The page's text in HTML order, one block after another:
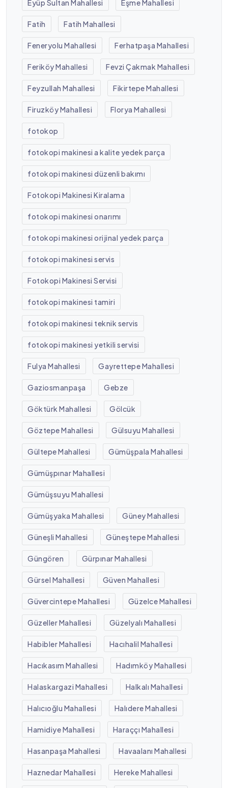
Eyüp Sultan Mahallesi Eşme Mahallesi
Fatih Fatih Mahallesi
Feneryolu Mahallesi Ferhatpaşa Mahallesi
Feriköy Mahallesi Fevzi Çakmak Mahallesi
Feyzullah Mahallesi Fikirtepe Mahallesi
Firuzköy Mahallesi Florya Mahallesi
fotokop
fotokopi makinesi a kalite yedek parça
fotokopi makinesi düzenli bakımı
Fotokopi Makinesi Kiralama
fotokopi makinesi onarımı
fotokopi makinesi orijinal yedek parça
fotokopi makinesi servis
Fotokopi Makinesi Servisi
fotokopi makinesi tamiri
fotokopi makinesi teknik servis
fotokopi makinesi yetkili servisi
Fulya Mahallesi Gayrettepe Mahallesi
Gaziosmanpaşa Gebze
Göktürk Mahallesi Gölcük
Göztepe Mahallesi Gülsuyu Mahallesi
Gültepe Mahallesi Gümüşpala Mahallesi
Gümüşpınar Mahallesi
Gümüşsuyu Mahallesi
Gümüşyaka Mahallesi Güney Mahallesi
Güneşli Mahallesi Güneştepe Mahallesi
Güngören Gürpınar Mahallesi
Gürsel Mahallesi Güven Mahallesi
Güvercintepe Mahallesi Güzelce Mahallesi
Güzeller Mahallesi Güzelyalı Mahallesi
Habibler Mahallesi Hacıhalil Mahallesi
Hacıkasım Mahallesi Hadımköy Mahallesi
Halaskargazi Mahallesi Halkalı Mahallesi
Halıcıoğlu Mahallesi Halıdere Mahallesi
Hamidiye Mahallesi Haraççı Mahallesi
Hasanpaşa Mahallesi Havaalanı Mahallesi
Haznedar Mahallesi Hereke Mahallesi